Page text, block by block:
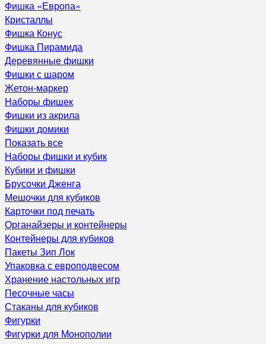
Фишка «Европа»
Кристаллы
Фишка Конус
Фишка Пирамида
Деревянные фишки
Фишки с шаром
Жетон-маркер
Наборы фишек
Фишки из акрила
Фишки домики
Показать все
Наборы фишки и кубик
Кубики и фишки
Брусочки Дженга
Мешочки для кубиков
Карточки под печать
Органайзеры и контейнеры
Контейнеры для кубиков
Пакеты Зип Лок
Упаковка с европодвесом
Хранение настольных игр
Песочные часы
Стаканы для кубиков
Фигурки
Фигурки для Монополии